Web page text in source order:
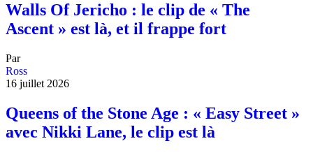
Walls Of Jericho : le clip de « The
Ascent » est là, et il frappe fort
Par
Ross
16 juillet 2026
Queens of the Stone Age : « Easy Street »
avec Nikki Lane, le clip est là